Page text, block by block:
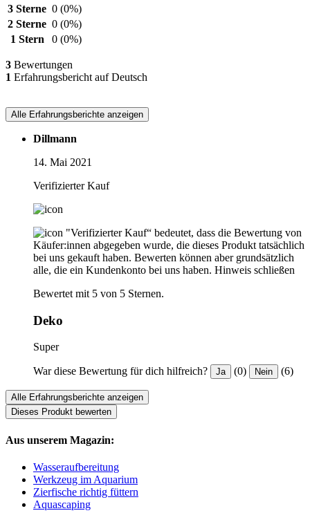
3 Sterne 0 (0%)
2 Sterne 0 (0%)
1 Stern
0 (0%)
3 Bewertungen
1 Erfahrungsbericht auf Deutsch
Alle Erfahrungsberichte anzeigen
Dillmann
14. Mai 2021
Verifizierter Kauf
"Verifizierter Kauf“ bedeutet, dass die Bewertung von
Käufer:innen abgegeben wurde, die dieses Produkt tatsächlich
bei uns gekauft haben. Bewerten können aber grundsätzlich
alle, die ein Kundenkonto bei uns haben. Hinweis schließen
Bewertet mit 5 von 5 Sternen.
Deko
Super
War diese Bewertung für dich hilfreich? Ja (0) Nein (6)
Alle Erfahrungsberichte anzeigen
Dieses Produkt bewerten
Aus unserem Magazin:
Wasseraufbereitung
Werkzeug im Aquarium
Zierfische richtig füttern
Aquascaping